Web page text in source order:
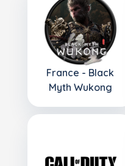
France - Black
Myth Wukong